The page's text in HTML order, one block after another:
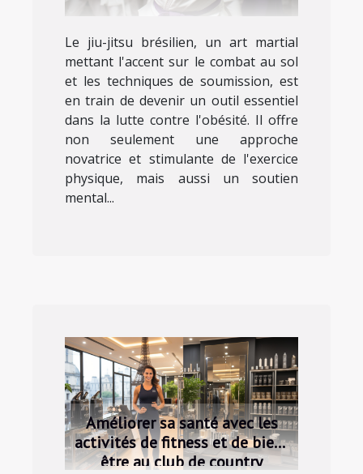
Le jiu-jitsu brésilien, un art martial
mettant l'accent sur le combat au sol
et les techniques de soumission, est
en train de devenir un outil essentiel
dans la lutte contre l'obésité. Il offre
non seulement une approche
novatrice et stimulante de l'exercice
physique, mais aussi un soutien
mental...
Améliorer sa santé avec les
activités de fitness et de bien-
être au club de country